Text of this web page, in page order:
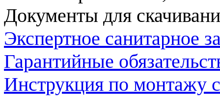
Документы для
Экспертное санитарное
Гарантийные
Инструкция по монтажу